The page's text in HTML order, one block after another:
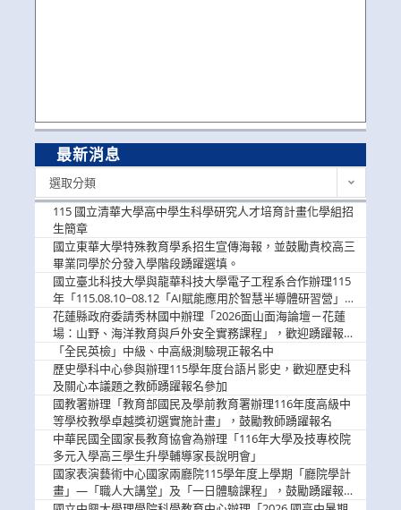
最新消息
選取分類
115 國立清華大學高中學生科學研究人才培育計畫化學組招
生簡章
國立東華大學特殊教育學系招生宣傳海報，並鼓勵貴校高三
畢業同學於分發入學階段踴躍選填。
國立臺北科技大學與龍華科技大學電子工程系合作辦理115
年「115.08.10~08.12「AI賦能應用於智慧半導體研習營」，
歡迎學生踴躍報名參加
花蓮縣政府委請秀林國中辦理「2026面山面海論壇－花蓮
場：山野、海洋教育與戶外安全實務課程」，歡迎踴躍報名
參加
「全民英檢」中級、中高級測驗現正報名中
歷史學科中心參與辦理115學年度台語片影史，歡迎歷史科
及關心本議題之教師踴躍報名參加
國教署辦理「教育部國民及學前教育署辦理116年度高級中
等學校教學卓越獎初選實施計畫」，鼓勵教師踴躍報名
中華民國全國家長教育協會為辦理「116年大學及技專校院
多元入學高三學生升學輔導家長說明會」
國家表演藝術中心國家兩廳院115學年度上學期「廳院學計
畫」—「職人大講堂」及「一日體驗課程」，鼓勵踴躍報名